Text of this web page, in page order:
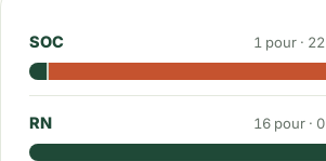
SOC 1 pour · 22
RN 16 pour · 0